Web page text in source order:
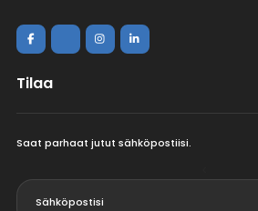
Tilaa
Saat parhaat jutut sähköpostiisi.